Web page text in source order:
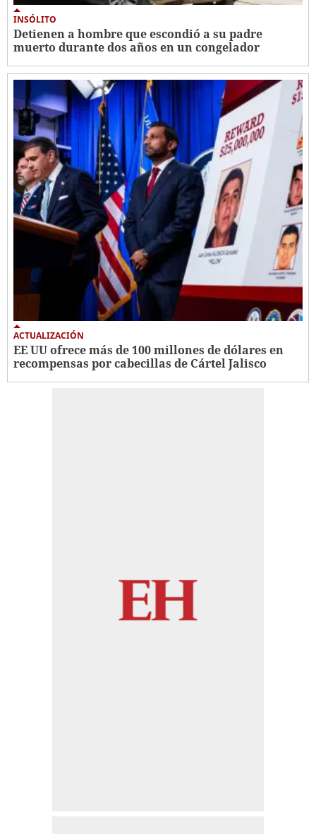
INSÓLITO
Detienen a hombre que escondió a su padre
muerto durante dos años en un congelador
ACTUALIZACIÓN
EE UU ofrece más de 100 millones de dólares en
recompensas por cabecillas de Cártel Jalisco